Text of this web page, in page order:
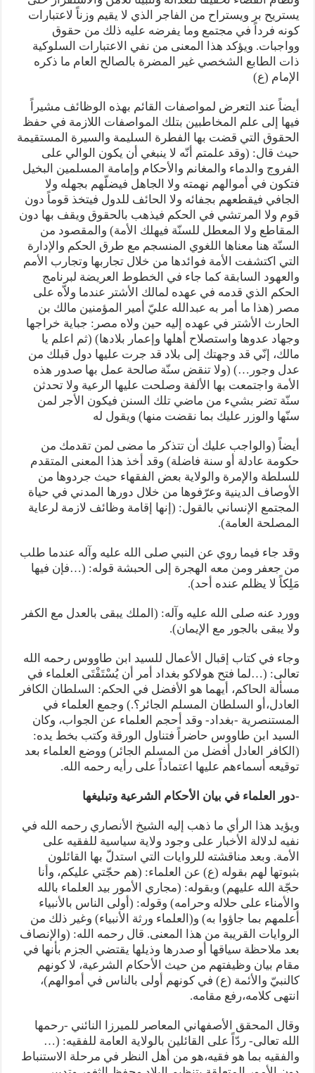
يستريح بر ويستراح من الفاجر الذي لا يقيم وزناً لاعتبارات
كونه فرداً في مجتمع وما يفرضه عليه ذلك من حقوق
وواجبات. ويؤكد هذا المعنى من نفي الاعتبارات السلوكية
ذات الطابع الشخصي غير المضرة بالصالح العام ما ذكره
الإمام (ع)
أيضاً عند التعرض لمواصفات القائم بهذه الوظائف مشيراً
فيها إلى علم المخاطبين بتلك المواصفات اللازمة في حفظ
الحقوق التي قضت بها الفطرة السليمة والسيرة المستقيمة
حيث قال: (وقد علمتم أنّه لا ينبغي أن يكون الوالي على
الفروج والدماء والمغانم والأحكام وإمامة المسلمين البخيل
فتكون في أموالهم نهمته ولا الجاهل فيضلّهم بجهله ولا
الجافي فيقطعهم بجفائه ولا الحائف للدول فيتخذ قوماً دون
قوم ولا المرتشي في الحكم فيذهب بالحقوق ويقف بها دون
المقاطع ولا المعطل للسنّة فيهلك الأمة) والمقصود من
السنّة هنا معناها اللغوي المنسجم مع طرق الحكم والإدارة
التي اكتشفت الأمة فوائدها من خلال تجاربها وتجارب الأمم
والعهود السابقة كما جاء في الخطوط العريضة لبرنامج
الحكم الذي قدمه في عهده لمالك الأشتر عندما ولاّه على
مصر (هذا ما أمر به عبدالله عليّ أمير المؤمنين مالك بن
الحارث الأشتر في عهده إليه حين ولاه مصر: جباية خراجها
وجهاد عدوها واستصلاح أهلها وإعمار بلادها) (ثم اعلم يا
مالك، إنّي قد وجهتك إلى بلاد قد جرت عليها دول قبلك من
عدل وجور…) (ولا تنقض سنّة صالحة عمل بها صدور هذه
الأمة واجتمعت بها الألفة وصلحت عليها الرعية ولا تحدثن
سنّة تضر بشيء من ماضي تلك السنن فيكون الأجر لمن
سنّها والوزر عليك بما نقضت منها) ويقول له
أيضاً (والواجب عليك أن تتذكر ما مضى لمن تقدمك من
حكومة عادلة أو سنة فاضلة) وقد أخذ هذا المعنى المتقدم
للسلطة والإمرة والولاية بعض الفقهاء حيث جردوها من
الأوصاف الدينية وعرّفوها من خلال دورها المدني في حياة
المجتمع الإنساني بالقول: (إنها إقامة وظائف لازمة لرعاية
المصلحة العامة).
وقد جاء فيما روي عن النبي صلى الله عليه وآله عندما طلب
من جعفر ومن معه الهجرة إلى الحبشة قوله: (…فإن فيها
مَلِكاً لا يظلم عنده أحد).
وورد عنه صلى الله عليه وآله: (الملك يبقى بالعدل مع الكفر
ولا يبقى بالجور مع الإيمان).
وجاء في كتاب إقبال الأعمال للسيد ابن طاووس رحمه الله
تعالى: (…لما فتح هولاكو بغداد أمر أن يُسْتَفْتَى العلماء في
مسألة الحاكم، أيهما هو الأفضل في الحكم: السلطان الكافر
العادل،أو السلطان المسلم الجائر؟.) وجمع العلماء في
المستنصرية -بغداد- وقد أحجم العلماء عن الجواب، وكان
السيد ابن طاووس حاضراً فتناول الورقة وكتب بخط يده:
(الكافر العادل أفضل من المسلم الجائر) ووضع العلماء بعد
توقيعه أسماءهم عليها اعتماداً على رأيه رحمه الله.
-دور العلماء في بيان الأحكام الشرعية وتبليغها
ويؤيد هذا الرأي ما ذهب إليه الشيخ الأنصاري رحمه الله في
نفيه لدلالة الأخبار على وجود ولاية سياسية للفقيه على
الأمة. وبعد مناقشته للروايات التي استدلّ بها القائلون
بثبوتها لهم بقوله (ع) عن العلماء: (هم حجّتي عليكم، وأنا
حجّة الله عليهم) وبقوله: (مجاري الأمور بيد العلماء بالله
والأمناء على حلاله وحرامه) وقوله: (أولى الناس بالأنبياء
أعلمهم بما جاؤوا به) و(العلماء ورثة الأنبياء) وغير ذلك من
الروايات القريبة من هذا المعنى. قال رحمه الله: (والإنصاف
بعد ملاحظة سياقها أو صدرها وذيلها يقتضي الجزم بأنها في
مقام بيان وظيفتهم من حيث الأحكام الشرعية، لا كونهم
كالنبيّ والأئمة (ع) في كونهم أولى بالناس في أموالهم)،
انتهى كلامه،رفع مقامه.
وقال المحقق الأصفهاني المعاصر للميرزا النائني -رحمها
الله تعالى- ردّاً على القائلين بالولاية العامة للفقيه: (…
والفقيه بما هو فقيه،هو من أهل النظر في مرحلة الاستنباط